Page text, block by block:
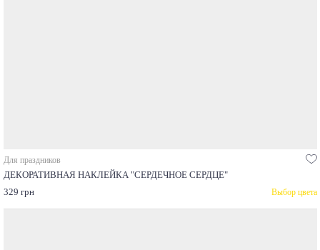
Для праздников
ДЕКОРАТИВНАЯ НАКЛЕЙКА "СЕРДЕЧНОЕ СЕРДЦЕ"
329 грн
Выбор цвета